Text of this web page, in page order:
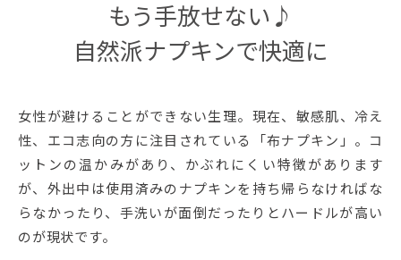
もう手放せない♪
自然派ナプキンで快適に
女性が避けることができない生理。現在、敏感肌、冷え
性、エコ志向の方に注目されている「布ナプキン」。コ
ットンの温かみがあり、かぶれにくい特徴があります
が、外出中は使用済みのナプキンを持ち帰らなければな
らなかったり、手洗いが面倒だったりとハードルが高い
のが現状です。